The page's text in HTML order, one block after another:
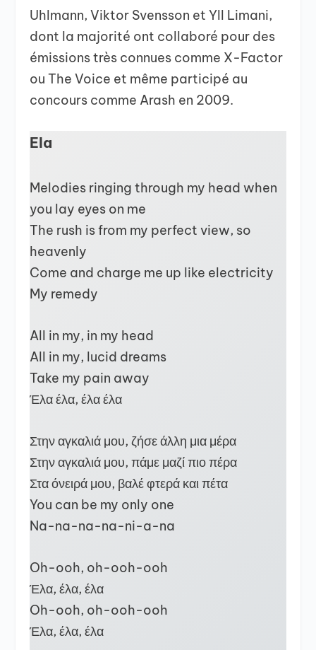
Uhlmann, Viktor Svensson et Yll Limani,
dont la majorité ont collaboré pour des
émissions très connues comme X-Factor
ou The Voice et même participé au
concours comme Arash en 2009.
Ela
Melodies ringing through my head when
you lay eyes on me
The rush is from my perfect view, so
heavenly
Come and charge me up like electricity
My remedy
All in my, in my head
All in my, lucid dreams
Take my pain away
Έλα έλα, έλα έλα
Στην αγκαλιά μου, ζήσε άλλη μια μέρα
Στην αγκαλιά μου, πάμε μαζί πιο πέρα
Στα όνειρά μου, βαλέ φτερά και πέτα
You can be my only one
Na-na-na-na-ni-a-na
Oh-ooh, oh-ooh-ooh
Έλα, έλα, έλα
Oh-ooh, oh-ooh-ooh
Έλα, έλα, έλα